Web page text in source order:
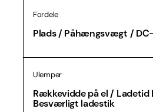
Fordele
Plads / Påhængsvægt /
Ulemper
Rækkevidde på el / Ladetid
Besværligt ladestik